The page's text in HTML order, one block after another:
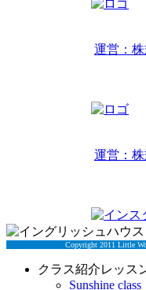
運営：
運営：
Copyright 2011 Little
クラス紹介レッス
Sunshine class